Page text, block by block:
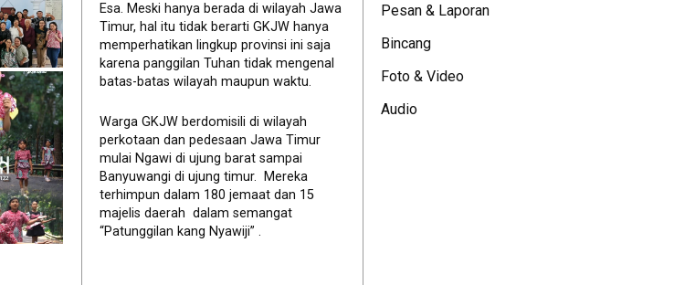
Esa. Meski hanya berada di wilayah Jawa
Timur, hal itu tidak berarti GKJW hanya
memperhatikan lingkup provinsi ini saja
karena panggilan Tuhan tidak mengenal
batas-batas wilayah maupun waktu.
Warga GKJW berdomisili di wilayah
perkotaan dan pedesaan Jawa Timur
mulai Ngawi di ujung barat sampai
Banyuwangi di ujung timur. Mereka
terhimpun dalam 180 jemaat dan 15
majelis daerah dalam semangat
“Patunggilan kang Nyawiji” .
Pesan & Laporan
Bincang
Foto & Video
Audio